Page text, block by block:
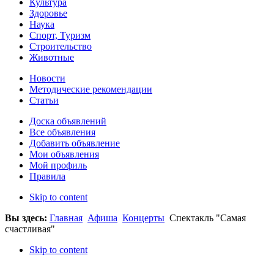
Культура
Здоровье
Наука
Спорт, Туризм
Строительство
Животные
Новости
Методические рекомендации
Статьи
Доска объявлений
Все объявления
Добавить объявление
Мои объявления
Мой профиль
Правила
Skip to content
Вы здесь: Главная Афиша Концерты Cпектакль "Самая
счастливая"
Skip to content